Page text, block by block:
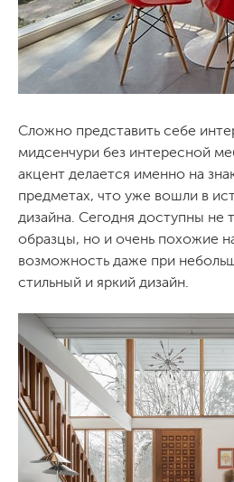
Сложно представить себе
мидсенчури без интересной
акцент делается именно на
предметах, что уже вошли в
дизайна. Сегодня доступны не
образцы, но и очень похожие
возможность даже при
стильный и яркий дизайн.